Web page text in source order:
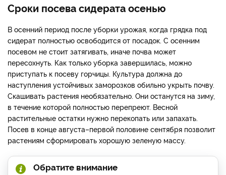
Сроки посева сидерата осенью
В осенний период после уборки урожая, когда грядка под
сидерат полностью освободится от посадок. С осенним
посевом не стоит затягивать, иначе почва может
пересохнуть. Как только уборка завершилась, можно
приступать к посеву горчицы. Культура должна до
наступления устойчивых заморозков обильно укрыть почву.
Скашивать растения необязательно. Они останутся на зиму,
в течение которой полностью перепреют. Весной
растительные остатки нужно перекопать или запахать.
Посев в конце августа–первой половине сентября позволит
растениям сформировать хорошую зеленую массу.
Обратите внимание